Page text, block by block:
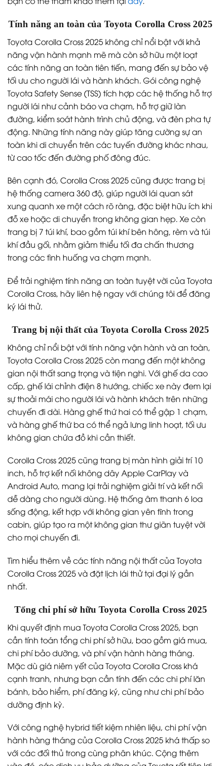
Tính năng an toàn của Toyota Corolla Cross 2025
Toyota Corolla Cross 2025 không chỉ nổi bật với khả
năng vận hành mạnh mẽ mà còn sở hữu một loạt
các tính năng an toàn tiên tiến, mang đến sự bảo vệ
tối ưu cho người lái và hành khách. Gói công nghệ
Toyota Safety Sense (TSS) tích hợp các hệ thống hỗ trợ
người lái như cảnh báo va chạm, hỗ trợ giữ làn
đường, kiểm soát hành trình chủ động, và đèn pha tự
động. Những tính năng này giúp tăng cường sự an
toàn khi di chuyển trên các tuyến đường khác nhau,
từ cao tốc đến đường phố đông đúc.
Bên cạnh đó, Corolla Cross 2025 cũng được trang bị
hệ thống camera 360 độ, giúp người lái quan sát
xung quanh xe một cách rõ ràng, đặc biệt hữu ích khi
đỗ xe hoặc di chuyển trong không gian hẹp. Xe còn
trang bị 7 túi khí, bao gồm túi khí bên hông, rèm và túi
khí đầu gối, nhằm giảm thiểu tối đa chấn thương
trong các tình huống va chạm mạnh.
Để trải nghiệm tính năng an toàn tuyệt vời của Toyota
Corolla Cross, hãy liên hệ ngay với chúng tôi để đăng
ký lái thử.
Trang bị nội thất của Toyota Corolla Cross 2025
Không chỉ nổi bật với tính năng vận hành và an toàn,
Toyota Corolla Cross 2025 còn mang đến một không
gian nội thất sang trọng và tiện nghi. Với ghế da cao
cấp, ghế lái chỉnh điện 8 hướng, chiếc xe này đem lại
sự thoải mái cho người lái và hành khách trên những
chuyến đi dài. Hàng ghế thứ hai có thể gập 1 chạm,
và hàng ghế thứ ba có thể ngả lưng linh hoạt, tối ưu
không gian chứa đồ khi cần thiết.
Corolla Cross 2025 cũng trang bị màn hình giải trí 10
inch, hỗ trợ kết nối không dây Apple CarPlay và
Android Auto, mang lại trải nghiệm giải trí và kết nối
dễ dàng cho người dùng. Hệ thống âm thanh 6 loa
sống động, kết hợp với không gian yên tĩnh trong
cabin, giúp tạo ra một không gian thư giãn tuyệt vời
cho mọi chuyến đi.
Tìm hiểu thêm về các tính năng nội thất của Toyota
Corolla Cross 2025 và đặt lịch lái thử tại đại lý gần
nhất.
Tổng chi phí sở hữu Toyota Corolla Cross 2025
Khi quyết định mua Toyota Corolla Cross 2025, bạn
cần tính toán tổng chi phí sở hữu, bao gồm giá mua,
chi phí bảo dưỡng, và phí vận hành hàng tháng.
Mặc dù giá niêm yết của Toyota Corolla Cross khá
cạnh tranh, nhưng bạn cần tính đến các chi phí lăn
bánh, bảo hiểm, phí đăng ký, cũng như chi phí bảo
dưỡng định kỳ.
Với công nghệ hybrid tiết kiệm nhiên liệu, chi phí vận
hành hàng tháng của Corolla Cross 2025 khá thấp so
với các đối thủ trong cùng phân khúc. Cộng thêm